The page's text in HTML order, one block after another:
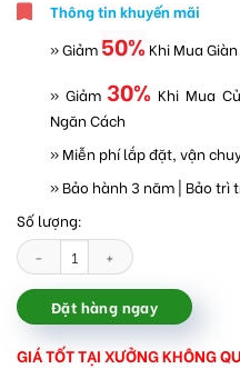
Thông tin khuyến mãi
» Giảm 50% Khi Mua
» Giảm 30% Khi Mua
Ngăn Cách
» Miễn phí lắp đặt, vận
» Bảo hành 3 năm | Bảo trì
Số lượng:
Rèm cuốn chống nắng cửa kính văn
Đặt hàng ngay
GIÁ TỐT TẠI XƯỞNG KHÔNG